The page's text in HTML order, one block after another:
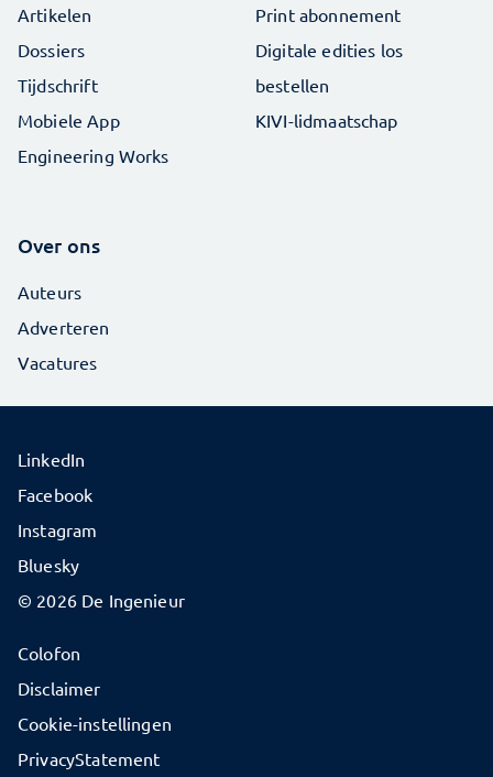
Artikelen
Dossiers
Tijdschrift
Mobiele App
Engineering Works
Print abonnement
Digitale edities los
bestellen
KIVI-lidmaatschap
Over ons
Auteurs
Adverteren
Vacatures
© 2026 De Ingenieur
Colofon
Disclaimer
Cookie-instellingen
PrivacyStatement
LinkedIn
Facebook
Instagram
Bluesky